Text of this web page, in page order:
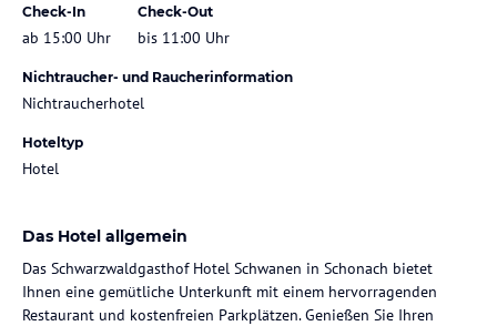
Check-In
ab 15:00 Uhr
Check-Out
bis 11:00 Uhr
Nichtraucher- und Raucherinformation
Nichtraucherhotel
Hoteltyp
Hotel
Das Hotel allgemein
Das Schwarzwaldgasthof Hotel Schwanen in Schonach bietet
Ihnen eine gemütliche Unterkunft mit einem hervorragenden
Restaurant und kostenfreien Parkplätzen. Genießen Sie Ihren